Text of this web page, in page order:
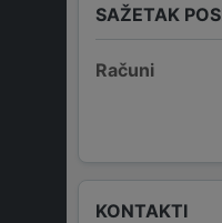
SAŽETAK
Računi
KONTAKTI